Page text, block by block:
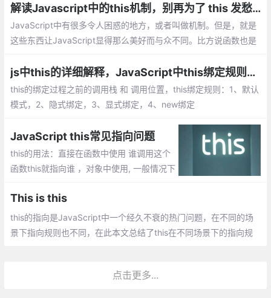
方，最后奉上最佳实践。
解读Javascript中的this机制，别再为了 this 发愁了
JavaScript中有很多令人困惑的地方，或者叫做机制。但是，就是
这些东西让JavaScript显得那么美好而与众不同。比方说函数也是
机制。
js中this的详细解释，JavaScript中this绑定规则【你不知道的JavaScript】
this的绑定过程之前的调用栈 和 调用位置，this绑定规则：1、默认
模式，2、隐式绑定，3、显式绑定，4、new绑定
JavaScript this常见指向问题
this的用法：直接在函数中使用 谁调用这个
函数this就指向谁 ，对象中使用, 一般情况下
This is this
this的指向是JavaScript中一个经久不衰的热门问题，在不同的场
景下指向规则也不同，在此本文总结了this在不同场景下的指向规
点击更多...